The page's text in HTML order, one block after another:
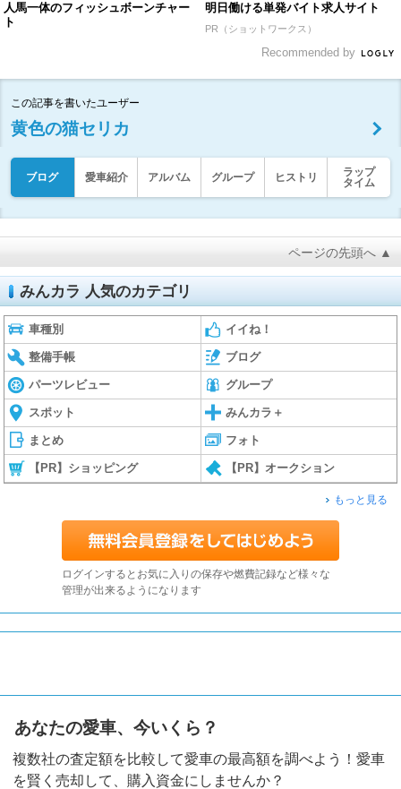
人馬一体のフィッシュボーンチャー
ト
明日働ける単発バイト求人サイト
PR（ショットワークス）
Recommended by
この記事を書いたユーザー
黄色の猫セリカ
ブログ 愛車紹介 アルバム グループ ヒストリ
ラップ
タイム
ページの先頭へ ▲
みんカラ 人気のカテゴリ
車種別 イイね！
整備手帳 ブログ
パーツレビュー グループ
スポット みんカラ＋
まとめ フォト
【PR】ショッピング 【PR】オークション
もっと見る
ログインするとお気に入りの保存や燃費記録など様々な
管理が出来るようになります
あなたの愛車、今いくら？
複数社の査定額を比較して愛車の最高額を調べよう！愛車
を賢く売却して、購入資金にしませんか？